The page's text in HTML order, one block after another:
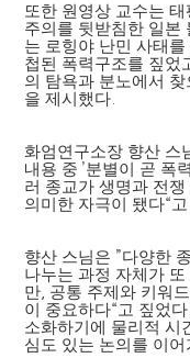
또한 원영상 교수는
주의를 뒷받침한 일본
는 로힝야 난민 사태
첩된 폭력구조를 짚었
의 탐욕과 분노에서
을 제시했다
화엄연구소장 향산 스
내용 중’분별이 곧 폭
러 종교가 생명과 전
의미한 자극이 됐다“
향산 스님은 ”다양한
나누는 과정 자체가
만 공통 주제와 키워
이 중요하다“ 고 짚었다
소화하기에 물리적 시
심도 있는 논의를 이